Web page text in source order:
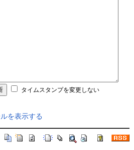
タイムスタンプを変更しない
を表示する